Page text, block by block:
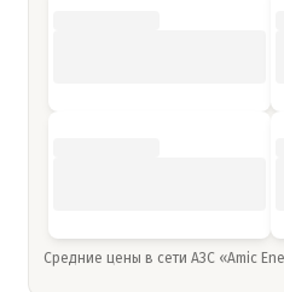
Средние цены в сети АЗС «Amic